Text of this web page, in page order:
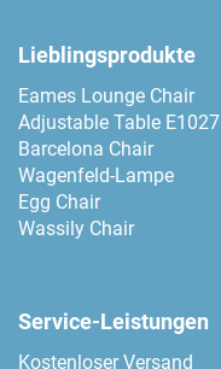
Lieblingsprodukte
Eames Lounge Chair
Adjustable Table E1027
Barcelona Chair
Wagenfeld-Lampe
Egg Chair
Wassily Chair
Service-Leistungen
Kostenloser Versand